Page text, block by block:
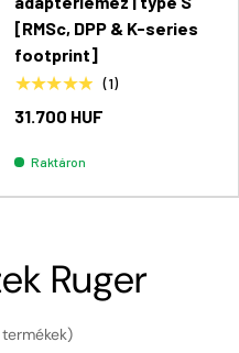
[RMSc, DPP & K-series
footprint]
★★★★★ (1)
31.700 HUF
Raktáron
Ruger